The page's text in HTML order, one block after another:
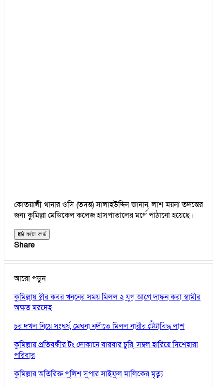
কোতয়ালী থানার ওসি (তদন্ত) সালাহউদ্দিন জানান, লাশ ময়না তদন্তের
জন্য কুমিল্লা মেডিকেল কলেজ হাসপাতালের মর্গে পাঠানো হয়েছে।
📸 ফটো কার্ড
Share
আরো পড়ুন
কুমিল্লায় স্ত্রীর কবর খননের সময় মিলল ২ যুগ আগে দাফন করা স্বামীর
অক্ষত মরদেহ
চর দখল নিয়ে সংঘর্ষ, মেঘনা নদীতে মিলল নারীর টেঁটাবিদ্ধ লাশ
কুমিল্লায় প্রতিবন্ধীর টং দোকানে বারবার চুরি, সম্বল হারিয়ে দিশেহারা
পরিবার
কুমিল্লার অতিরিক্ত পুলিশ সুপার সাইফুল মালিকের মৃত্যু